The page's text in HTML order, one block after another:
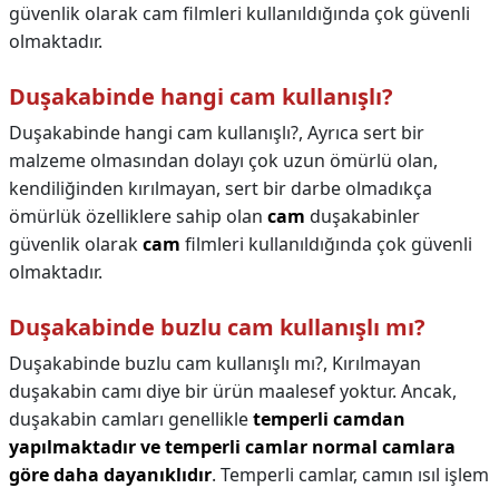
güvenlik olarak cam filmleri kullanıldığında çok güvenli
olmaktadır.
Duşakabinde hangi cam kullanışlı?
Duşakabinde hangi cam kullanışlı?, Ayrıca sert bir
malzeme olmasından dolayı çok uzun ömürlü olan,
kendiliğinden kırılmayan, sert bir darbe olmadıkça
ömürlük özelliklere sahip olan cam duşakabinler
güvenlik olarakcam filmleri kullanıldığında çok güvenli
olmaktadır.
Duşakabinde buzlu cam kullanışlı mı?
Duşakabinde buzlu cam kullanışlı mı?, Kırılmayan
duşakabin camı diye bir ürün maalesef yoktur. Ancak,
duşakabin camları genellikletemperli camdan
yapılmaktadır ve temperli camlar normal camlara
göre daha dayanıklıdır. Temperli camlar, camın ısıl işlem